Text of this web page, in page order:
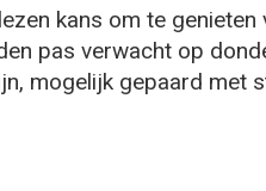
kans om te genieten
pas verwacht op
mogelijk gepaard met